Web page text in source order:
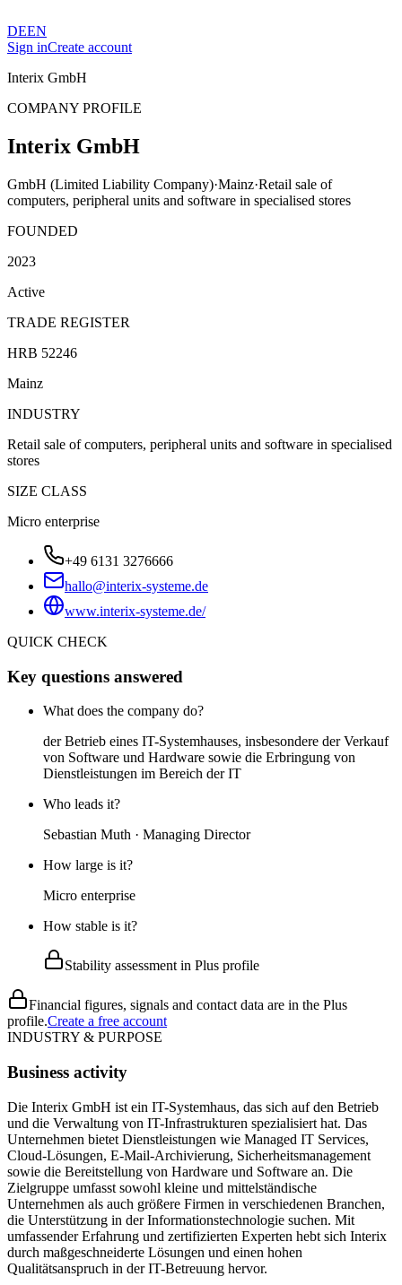
DEEN
Sign inCreate account
Interix GmbH
COMPANY PROFILE
Interix GmbH
GmbH (Limited Liability Company)·Mainz·Retail sale of
computers, peripheral units and software in specialised stores
FOUNDED
2023
Active
TRADE REGISTER
HRB 52246
Mainz
INDUSTRY
Retail sale of computers, peripheral units and software in specialised
stores
SIZE CLASS
Micro enterprise
+49 6131 3276666
hallo@interix-systeme.de
www.interix-systeme.de/
QUICK CHECK
Key questions answered
What does the company do?
der Betrieb eines IT-Systemhauses, insbesondere der Verkauf
von Software und Hardware sowie die Erbringung von
Dienstleistungen im Bereich der IT
Who leads it?
Sebastian Muth · Managing Director
How large is it?
Micro enterprise
How stable is it?
Stability assessment in Plus profile
Financial figures, signals and contact data are in the Plus
profile.Create a free account
INDUSTRY & PURPOSE
Business activity
Die Interix GmbH ist ein IT-Systemhaus, das sich auf den Betrieb
und die Verwaltung von IT-Infrastrukturen spezialisiert hat. Das
Unternehmen bietet Dienstleistungen wie Managed IT Services,
Cloud-Lösungen, E-Mail-Archivierung, Sicherheitsmanagement
sowie die Bereitstellung von Hardware und Software an. Die
Zielgruppe umfasst sowohl kleine und mittelständische
Unternehmen als auch größere Firmen in verschiedenen Branchen,
die Unterstützung in der Informationstechnologie suchen. Mit
umfassender Erfahrung und zertifizierten Experten hebt sich Interix
durch maßgeschneiderte Lösungen und einen hohen
Qualitätsanspruch in der IT-Betreuung hervor.